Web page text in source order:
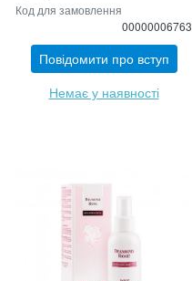
Код для замовлення
00000006763
Повідомити про вступ
Немає у наявності